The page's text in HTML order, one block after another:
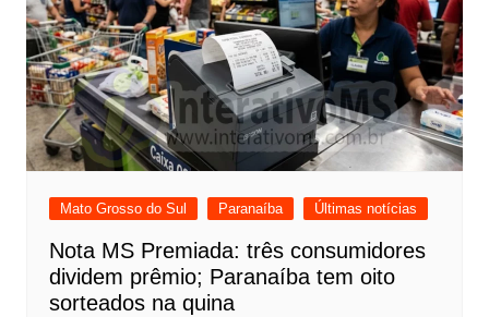
Mato Grosso do Sul Paranaíba Últimas notícias
Nota MS Premiada: três consumidores
dividem prêmio; Paranaíba tem oito
sorteados na quina